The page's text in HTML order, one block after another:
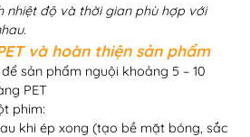
nhiệt độ và thời gian phù hợp với
và hoàn thiện sản phẩm
sản phẩm nguội khoảng 5 – 10
PET
phim:
khi ép xong (tạo bề mặt bóng, sắc